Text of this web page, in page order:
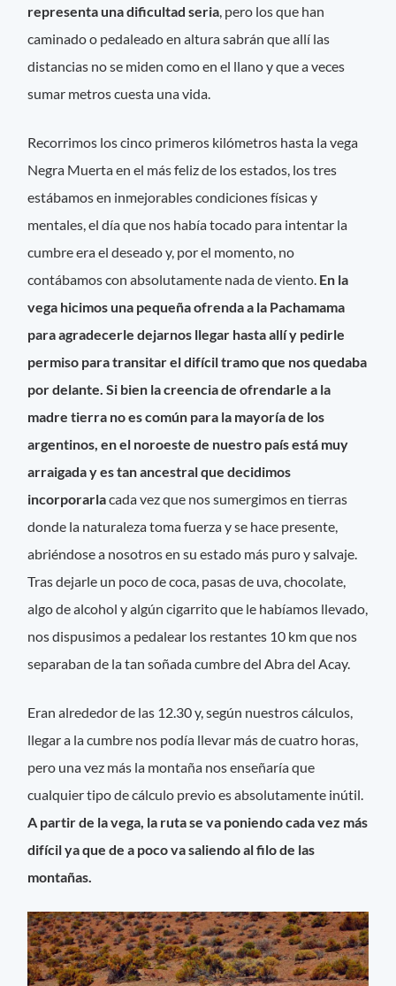
representa una dificultad seria , pero los que han
caminado o pedaleado en altura sabrán que allí las
distancias no se miden como en el llano y que a veces
sumar metros cuesta una vida.
Recorrimos los cinco primeros kilómetros hasta la vega
Negra Muerta en el más feliz de los estados, los tres
estábamos en inmejorables condiciones físicas y
mentales, el día que nos había tocado para intentar la
cumbre era el deseado y, por el momento, no
contábamos con absolutamente nada de viento. En la
vega hicimos una pequeña ofrenda a la Pachamama
para agradecerle dejarnos llegar hasta allí y pedirle
permiso para transitar el difícil tramo que nos quedaba
por delante. Si bien la creencia de ofrendarle a la
madre tierra no es común para la mayoría de los
argentinos, en el noroeste de nuestro país está muy
arraigada y es tan ancestral que decidimos
incorporarlacada vez que nos sumergimos en tierras
donde la naturaleza toma fuerza y se hace presente,
abriéndose a nosotros en su estado más puro y salvaje.
Tras dejarle un poco de coca, pasas de uva, chocolate,
algo de alcohol y algún cigarrito que le habíamos llevado,
nos dispusimos a pedalear los restantes 10 km que nos
separaban de la tan soñada cumbre del Abra del Acay.
Eran alrededor de las 12.30 y, según nuestros cálculos,
llegar a la cumbre nos podía llevar más de cuatro horas,
pero una vez más la montaña nos enseñaría que
cualquier tipo de cálculo previo es absolutamente inútil.
A partir de la vega, la ruta se va poniendo cada vez más
difícil ya que de a poco va saliendo al filo de las
montañas.